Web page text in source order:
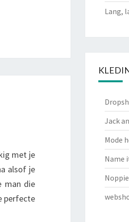
met je
alsof je
man die
perfecte
Lang,
Jack
Mode
Name